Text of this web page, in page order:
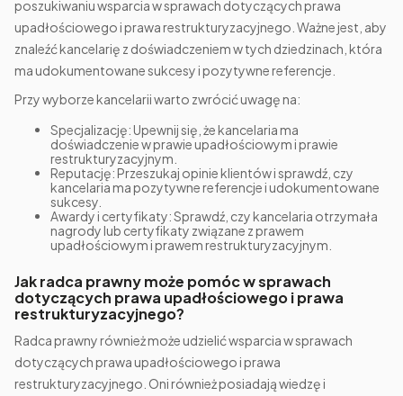
poszukiwaniu wsparcia w sprawach dotyczących prawa
upadłościowego i prawa restrukturyzacyjnego. Ważne jest, aby
znaleźć kancelarię z doświadczeniem w tych dziedzinach, która
ma udokumentowane sukcesy i pozytywne referencje.
Przy wyborze kancelarii warto zwrócić uwagę na:
Specjalizację: Upewnij się, że kancelaria ma
doświadczenie w prawie upadłościowym i prawie
restrukturyzacyjnym.
Reputację: Przeszukaj opinie klientów i sprawdź, czy
kancelaria ma pozytywne referencje i udokumentowane
sukcesy.
Awardy i certyfikaty: Sprawdź, czy kancelaria otrzymała
nagrody lub certyfikaty związane z prawem
upadłościowym i prawem restrukturyzacyjnym.
Jak radca prawny może pomóc w sprawach
dotyczących prawa upadłościowego i prawa
restrukturyzacyjnego?
Radca prawny również może udzielić wsparcia w sprawach
dotyczących prawa upadłościowego i prawa
restrukturyzacyjnego. Oni również posiadają wiedzę i